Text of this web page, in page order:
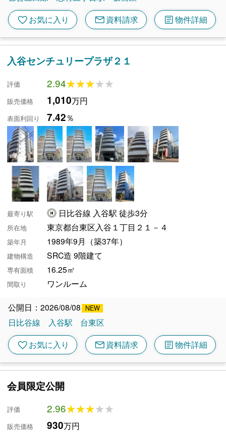
favoriteお気に入り mail資料請求 article物件詳細
入谷センチュリープラザ２１
評価 2.94★★★★★
★★★★★
販売価格 1,010万円
表面利回り 7.42％
最寄り駅 日比谷線 入谷駅 徒歩3分
所在地 東京都台東区入谷１丁目２１－４
築年月 1989年9月（築37年）
建物構造 SRC造 9階建て
専有面積 16.25㎡
間取り ワンルーム
公開日：2026/08/08
日比谷線
入谷駅 台東区
favoriteお気に入り mail資料請求 article物件詳細
会員限定公開
評価 2.96★★★★★
★★★★★
販売価格 930万円